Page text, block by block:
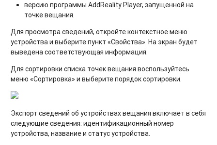
версию программы AddReality Player, запущенной на
точке вещания.
Дляпросмотра сведений, откройте контекстное меню
устройства и выберите пункт «Свойства». На экран будет
выведена соответствующая информация.
Для сортировки списка точек вещания воспользуйтесь
меню «Сортировка» и выберите порядок сортировки.
Экспорт сведений об устройствах вещания включает в себя
следующие сведения: идентификационный номер
устройства, название и статус устройства.